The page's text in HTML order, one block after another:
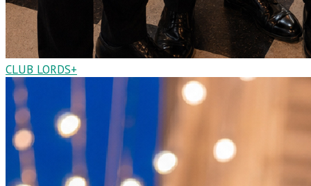
CLUB LORDS+